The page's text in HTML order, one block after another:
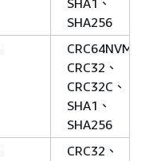
SHA1、
SHA256
CRC64NVME
CRC32、
CRC32C、
SHA1、
SHA256
CRC32、